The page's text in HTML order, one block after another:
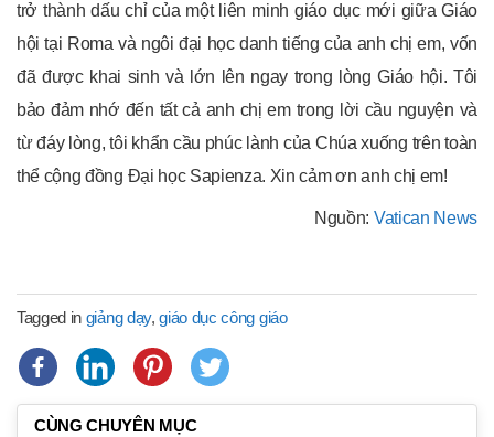
trở thành dấu chỉ của một liên minh giáo dục mới giữa Giáo
hội tại Roma và ngôi đại học danh tiếng của anh chị em, vốn
đã được khai sinh và lớn lên ngay trong lòng Giáo hội. Tôi
bảo đảm nhớ đến tất cả anh chị em trong lời cầu nguyện và
từ đáy lòng, tôi khẩn cầu phúc lành của Chúa xuống trên toàn
thể cộng đồng Đại học Sapienza. Xin cảm ơn anh chị em!
Nguồn: Vatican News
Tagged in giảng dạy,giáo dục công giáo
CÙNG CHUYÊN MỤC